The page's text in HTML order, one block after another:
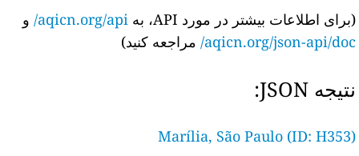
(برای اطلاعات بیشتر در مورد API، به
aqicn.org/api/ و
aqicn.org/json-api/doc/ مراجعه کنید)
نتیجه JSON:
Marília, São Paulo (ID: H353)